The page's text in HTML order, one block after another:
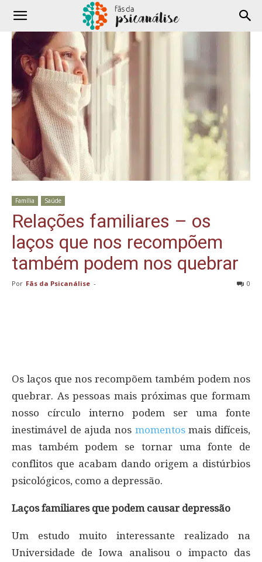
Família Saúde
Relações familiares – os
laços que nos recompõem
também podem nos quebrar
Por Fãs da Psicanálise - 0
Os laços que nos recompõem também podem nos
quebrar. As pessoas mais próximas que formam
nosso círculo interno podem ser uma fonte
inestimável de ajuda nos momentosmais difíceis,
mas também podem se tornar uma fonte de
conflitos que acabam dando origem a distúrbios
psicológicos, como a depressão.
Laços familiares que podem causar depressão
Um estudo muito interessante realizado na
Universidade de Iowa analisou o impacto das